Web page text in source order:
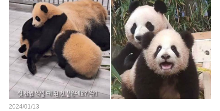
2024/01/13